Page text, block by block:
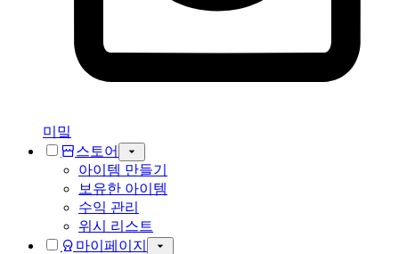
미밐
스토어
아이템 만들기
보유한 아이템
수익 관리
위시 리스트
마이페이지